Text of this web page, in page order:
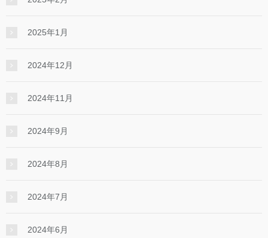
2025年1月
2024年12月
2024年11月
2024年9月
2024年8月
2024年7月
2024年6月